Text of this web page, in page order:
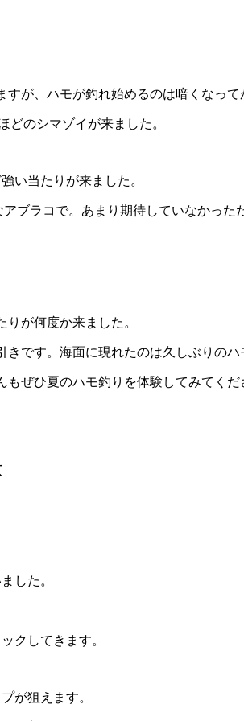
が、ハモが釣れ始めるのは暗くなって
どのシマゾイが来ました。
い当たりが来ました。
ブラコで。あまり期待していなかった
が何度か来ました。
です。海面に現れたのは久しぶりのハ
ぜひ夏のハモ釣りを体験してみてくだ
した。
クしてきます。
が狙えます。